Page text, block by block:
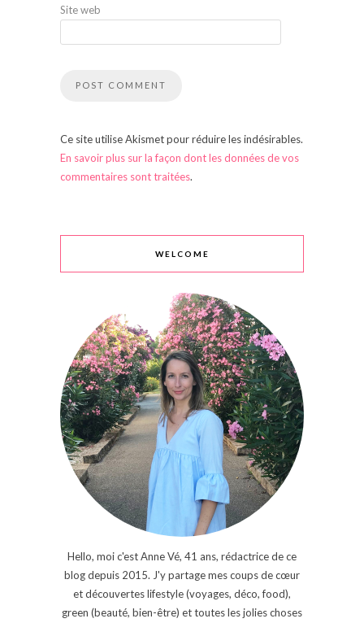
Site web
Ce site utilise Akismet pour réduire les indésirables.
En savoir plus sur la façon dont les données de vos
commentaires sont traitées.
WELCOME
Hello, moi c'est Anne Vé, 41 ans, rédactrice de ce
blog depuis 2015. J'y partage mes coups de cœur
et découvertes lifestyle (voyages, déco, food),
green (beauté, bien-être) et toutes les jolies choses